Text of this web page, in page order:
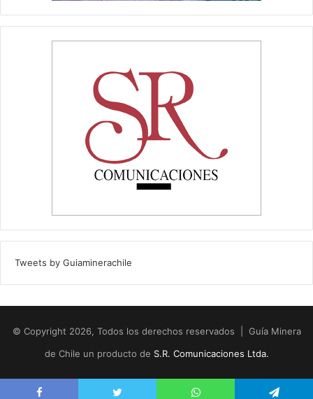
Tweets by Guiaminerachile
© Copyright 2026, Todos los derechos reservados | Guía Minera
de Chile un producto de S.R. Comunicaciones Ltda.